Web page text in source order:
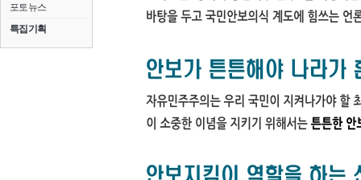
포토뉴스
특집기획